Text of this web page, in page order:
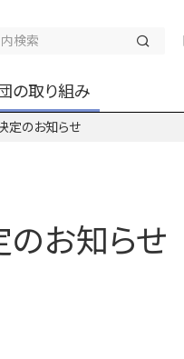
の取り組み
定のお知らせ
お知らせ